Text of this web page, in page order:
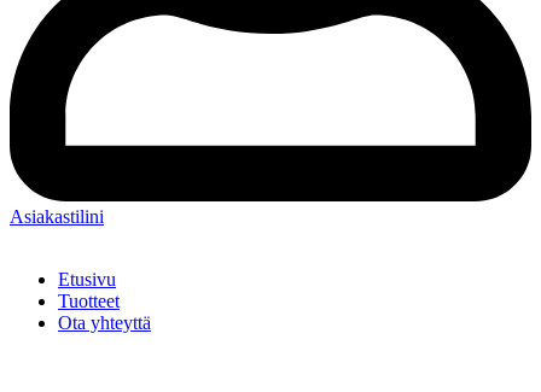
Asiakastilini
Etusivu
Tuotteet
Ota yhteyttä